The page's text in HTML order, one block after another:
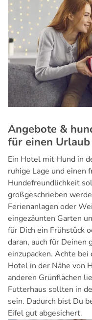
Angebote &
für einen
Ein Hotel mit Hund in
ruhige Lage und einen
Hundefreundlichkeit
großgeschrieben
Ferienanlagen oder
eingezäunten Garten
für Dich ein Frühstück
daran, auch für
einzupacken. Achte bei
Hotel in der Nähe von
anderen Grünflächen
Futterhaus sollten in
sein. Dadurch bist Du
Eifel gut abgesichert.